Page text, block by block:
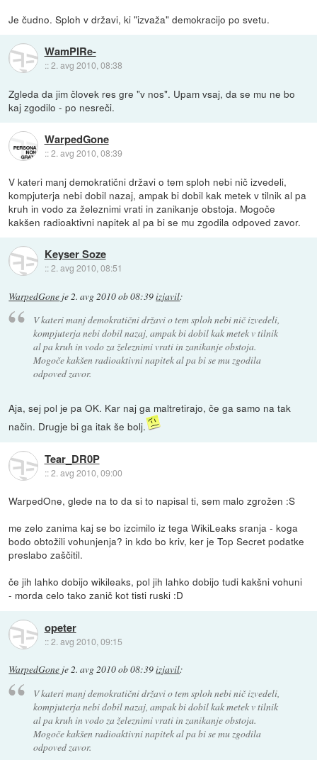
Je čudno. Sploh v državi, ki "izvaža" demokracijo po svetu.
WamPIRe-
::2. avg 2010, 08:38
Zgleda da jim človek res gre "v nos". Upam vsaj, da se mu ne bo
kaj zgodilo - po nesreči.
WarpedGone
::2. avg 2010, 08:39
V kateri manj demokratični državi o tem sploh nebi nič izvedeli,
kompjuterja nebi dobil nazaj, ampak bi dobil kak metek v tilnik al pa
kruh in vodo za železnimi vrati in zanikanje obstoja. Mogoče
kakšen radioaktivni napitek al pa bi se mu zgodila odpoved zavor.
Keyser Soze
::2. avg 2010, 08:51
WarpedGone je2. avg 2010 ob 08:39izjavil:
V kateri manj demokratični državi o tem sploh nebi nič izvedeli,
kompjuterja nebi dobil nazaj, ampak bi dobil kak metek v tilnik
al pa kruh in vodo za železnimi vrati in zanikanje obstoja.
Mogoče kakšen radioaktivni napitek al pa bi se mu zgodila
odpoved zavor.
Aja, sej pol je pa OK. Kar naj ga maltretirajo, če ga samo na tak
način. Drugje bi ga itak še bolj.
Tear_DR0P
::2. avg 2010, 09:00
WarpedOne, glede na to da si to napisal ti, sem malo zgrožen :S
me zelo zanima kaj se bo izcimilo iz tega WikiLeaks sranja - koga
bodo obtožili vohunjenja? in kdo bo kriv, ker je Top Secret podatke
preslabo zaščitil.
če jih lahko dobijo wikileaks, pol jih lahko dobijo tudi kakšni vohuni
- morda celo tako zanič kot tisti ruski :D
opeter
::2. avg 2010, 09:15
WarpedGone je2. avg 2010 ob 08:39izjavil:
V kateri manj demokratični državi o tem sploh nebi nič izvedeli,
kompjuterja nebi dobil nazaj, ampak bi dobil kak metek v tilnik
al pa kruh in vodo za železnimi vrati in zanikanje obstoja.
Mogoče kakšen radioaktivni napitek al pa bi se mu zgodila
odpoved zavor.